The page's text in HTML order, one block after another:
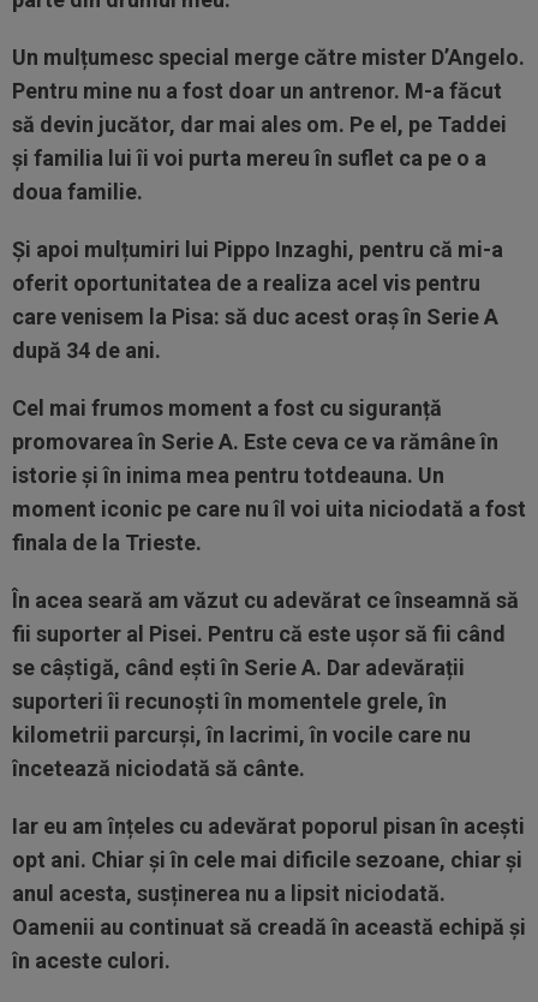
Un mulțumesc special merge către mister D’Angelo.
Pentru mine nu a fost doar un antrenor. M-a făcut
să devin jucător, dar mai ales om. Pe el, pe Taddei
și familia lui îi voi purta mereu în suflet ca pe o a
doua familie.
Și apoi mulțumiri lui Pippo Inzaghi, pentru că mi-a
oferit oportunitatea de a realiza acel vis pentru
care venisem la Pisa: să duc acest oraș în Serie A
după 34 de ani.
Cel mai frumos moment a fost cu siguranță
promovarea în Serie A. Este ceva ce va rămâne în
istorie și în inima mea pentru totdeauna. Un
moment iconic pe care nu îl voi uita niciodată a fost
finala de la Trieste.
În acea seară am văzut cu adevărat ce înseamnă să
fii suporter al Pisei. Pentru că este ușor să fii când
se câștigă, când ești în Serie A. Dar adevărații
suporteri îi recunoști în momentele grele, în
kilometrii parcurși, în lacrimi, în vocile care nu
încetează niciodată să cânte.
Iar eu am înțeles cu adevărat poporul pisan în acești
opt ani. Chiar și în cele mai dificile sezoane, chiar și
anul acesta, susținerea nu a lipsit niciodată.
Oamenii au continuat să creadă în această echipă și
în aceste culori.